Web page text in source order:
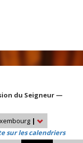
du Seigneur —
|
sur les calendriers